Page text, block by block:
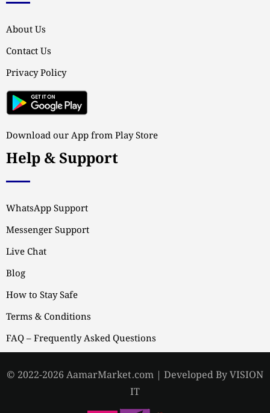
About Us
Contact Us
Privacy Policy
Download our App from Play Store
Help & Support
WhatsApp Support
Messenger Support
Live Chat
Blog
How to Stay Safe
Terms & Conditions
FAQ – Frequently Asked Questions
© 2022-2026 AamarMarket.com | Developed By VISION
IT